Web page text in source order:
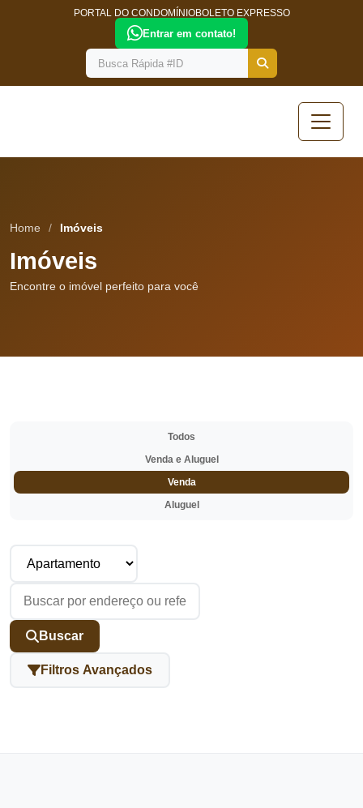
PORTAL DO CONDOMÍNIOBOLETO EXPRESSO
Entrar em contato!
Home / Imóveis
Imóveis
Encontre o imóvel perfeito para você
Todos
Venda e Aluguel
Venda
Aluguel
Buscar
Filtros Avançados